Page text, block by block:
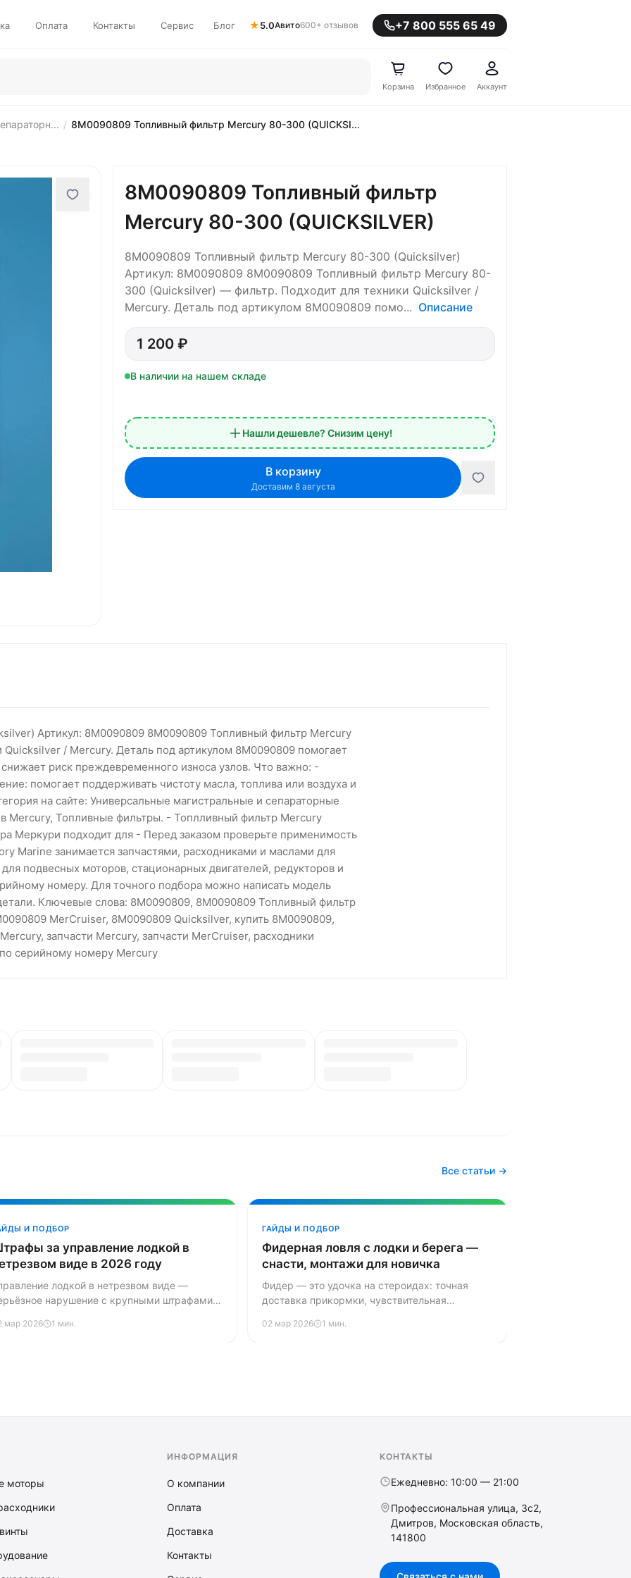
Оплата Контакты Сервис Блог ★5.0Авито600+ отзывов +7 800 555 65 49
Корзина Избранное Аккаунт
/ 8M0090809 Топливный фильтр Mercury 80-300 (QUICKSI...
8M0090809 Топливный фильтр
Mercury 80-300 (QUICKSILVER)
8M0090809 Топливный фильтр Mercury 80-300 (Quicksilver)
Артикул: 8M0090809 8M0090809 Топливный фильтр Mercury 80-
300 (Quicksilver) — фильтр. Подходит для техники Quicksilver /
Mercury. Деталь под артикулом 8M0090809 помо... Описание
1 200 ₽
В наличии на нашем складе
Нашли дешевле? Снизим цену!
В корзину
Доставим 8 августа
Артикул: 8M0090809 8M0090809 Топливный фильтр Mercury
/ Mercury. Деталь под артикулом 8M0090809 помогает
риск преждевременного износа узлов. Что важно: -
помогает поддерживать чистоту масла, топлива или воздуха и
на сайте: Универсальные магистральные и сепараторные
Mercury, Топливные фильтры. - Топлливный фильтр Mercury
Меркури подходит для - Перед заказом проверьте применимость
Marine занимается запчастями, расходниками и маслами для
подвесных моторов, стационарных двигателей, редукторов и
номеру. Для точного подбора можно написать модель
Ключевые слова: 8M0090809, 8M0090809 Топливный фильтр
MerCruiser, 8M0090809 Quicksilver, купить 8M0090809,
запчасти Mercury, запчасти MerCruiser, расходники
серийному номеру Mercury
Все статьи →
И ПОДБОР
за управление лодкой в
виде в 2026 году
лодкой в нетрезвом виде —
нарушение с крупными штрафами и
проверки и последствия для
мар 2026 1 мин.
ГАЙДЫ И ПОДБОР
Фидерная ловля с лодки и берега —
снасти, монтажи для новичка
Фидер — это удочка на стероидах: точная
доставка прикормки, чувствительная
снасти, монтажи и секреты для тех, кто хочет
02 мар 2026 1 мин.
моторы
ИНФОРМАЦИЯ
О компании
Оплата
Доставка
Контакты
КОНТАКТЫ
Ежедневно: 10:00 — 21:00
Профессиональная улица, 3с2,
Дмитров, Московская область,
141800